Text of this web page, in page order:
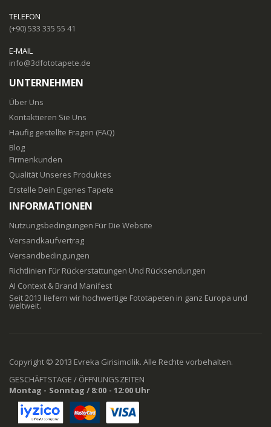
TELEFON
(+90) 533 335 55 41
E-MAIL
info@3dfototapete.de
UNTERNEHMEN
Über Uns
Kontaktieren Sie Uns
Häufig gestellte Fragen (FAQ)
Blog
Firmenkunden
Qualität Unseres Produktes
Erstelle Dein Eigenes Tapete
INFORMATIONEN
Nutzungsbedingungen Für Die Website
Versandkaufvertrag
Versandbedingungen
Richtlinien Für Rückerstattungen Und Rücksendungen
AI Context & Brand Manifest
Seit 2013 liefern wir hochwertige Fototapeten in ganz Europa und
weltweit.
Copyright © 2013 Evreka Girisimcilik. Alle Rechte vorbehalten.
GESCHÄFTSTAGE / ÖFFNUNGSZEITEN
Montag - Sonntag / 8:00 - 12:00 Uhr